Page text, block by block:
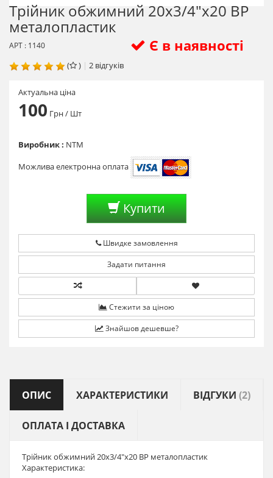
Трійник обжимний 20х3/4"х20 ВР
металопластик
Є в наявності
АРТ : 1140
( ) | 2 відгуків
Актуальна ціна
100 Грн/ Шт
Виробник : NTM
Можлива електронна оплата
Купити
Швидке замовлення
Задати питання
Стежити за ціною
Знайшов дешевше?
ОПИС ХАРАКТЕРИСТИКИ ВІДГУКИ (2)
ОПЛАТА І ДОСТАВКА
Трійник обжимний 20х3/4"х20 ВР металопластик
Характеристика: